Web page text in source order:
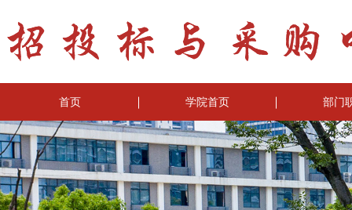
首页 学院首页 部门